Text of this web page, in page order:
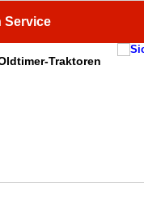
Service
Traktoren